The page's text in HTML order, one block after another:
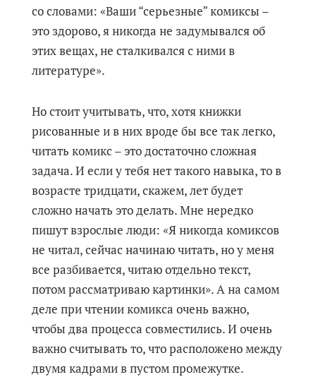
со словами: «Ваши “серьезные” комиксы –
это здорово, я никогда не задумывался об
этих вещах, не сталкивался с ними в
литературе».
Но стоит учитывать, что, хотя книжки
рисованные и в них вроде бы все так легко,
читать комикс – это достаточно сложная
задача. И если у тебя нет такого навыка, то в
возрасте тридцати, скажем, лет будет
сложно начать это делать. Мне нередко
пишут взрослые люди: «Я никогда комиксов
не читал, сейчас начинаю читать, но у меня
все разбивается, читаю отдельно текст,
потом рассматриваю картинки». А на самом
деле при чтении комикса очень важно,
чтобы два процесса совместились. И очень
важно считывать то, что расположено между
двумя кадрами в пустом промежутке.